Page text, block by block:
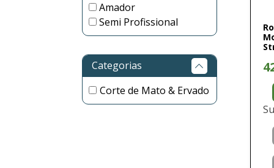
Amador
Semi Profissional
Categorias
Corte de Mato & Ervado